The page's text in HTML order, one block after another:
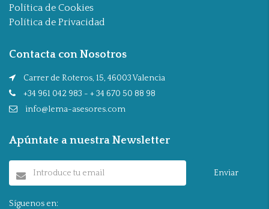
Política de Cookies
Política de Privacidad
Contacta con Nosotros
Carrer de Roteros, 15, 46003 Valencia
+34 961 042 983 - + 34 670 50 88 98
info@lema-asesores.com
Apúntate a nuestra Newsletter
Enviar
Síguenos en: